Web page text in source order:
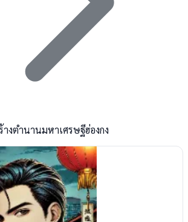
างตำนานมหาเศรษฐีฮ่องกง